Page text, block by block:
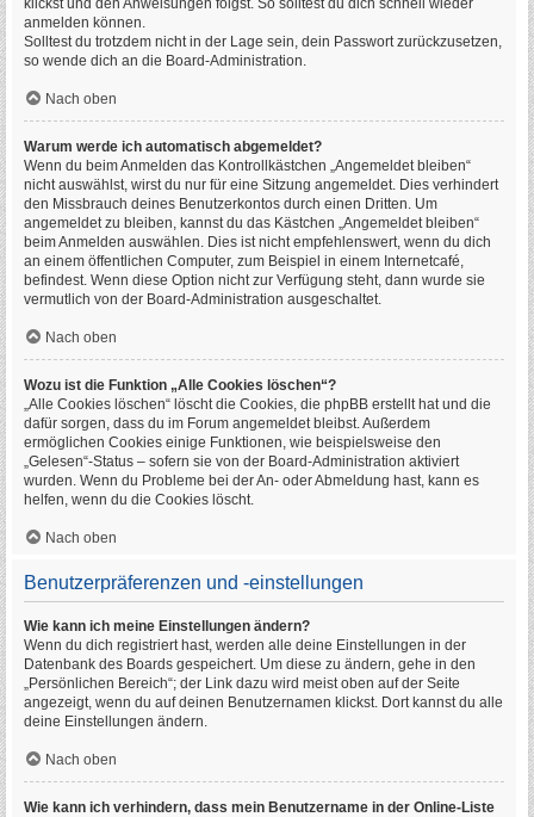
klickst und den Anweisungen folgst. So solltest du dich schnell wieder
anmelden können.
Solltest du trotzdem nicht in der Lage sein, dein Passwort zurückzusetzen,
so wende dich an die Board-Administration.
Nach oben
Warum werde ich automatisch abgemeldet?
Wenn du beim Anmelden das Kontrollkästchen „Angemeldet bleiben“
nicht auswählst, wirst du nur für eine Sitzung angemeldet. Dies verhindert
den Missbrauch deines Benutzerkontos durch einen Dritten. Um
angemeldet zu bleiben, kannst du das Kästchen „Angemeldet bleiben“
beim Anmelden auswählen. Dies ist nicht empfehlenswert, wenn du dich
an einem öffentlichen Computer, zum Beispiel in einem Internetcafé,
befindest. Wenn diese Option nicht zur Verfügung steht, dann wurde sie
vermutlich von der Board-Administration ausgeschaltet.
Nach oben
Wozu ist die Funktion „Alle Cookies löschen“?
„Alle Cookies löschen“ löscht die Cookies, die phpBB erstellt hat und die
dafür sorgen, dass du im Forum angemeldet bleibst. Außerdem
ermöglichen Cookies einige Funktionen, wie beispielsweise den
„Gelesen“-Status – sofern sie von der Board-Administration aktiviert
wurden. Wenn du Probleme bei der An- oder Abmeldung hast, kann es
helfen, wenn du die Cookies löscht.
Nach oben
Benutzerpräferenzen und -einstellungen
Wie kann ich meine Einstellungen ändern?
Wenn du dich registriert hast, werden alle deine Einstellungen in der
Datenbank des Boards gespeichert. Um diese zu ändern, gehe in den
„Persönlichen Bereich“; der Link dazu wird meist oben auf der Seite
angezeigt, wenn du auf deinen Benutzernamen klickst. Dort kannst du alle
deine Einstellungen ändern.
Nach oben
Wie kann ich verhindern, dass mein Benutzername in der Online-Liste